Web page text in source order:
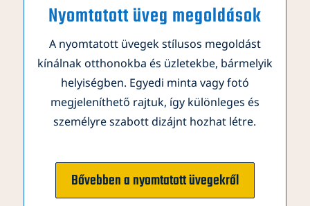
Nyomtatott üveg megoldások
A nyomtatott üvegek stílusos megoldást
kínálnak otthonokba és üzletekbe, bármelyik
helyiségben. Egyedi minta vagy fotó
megjeleníthető rajtuk, így különleges és
személyre szabott dizájnt hozhat létre.
Bővebben a nyomtatott üvegekről